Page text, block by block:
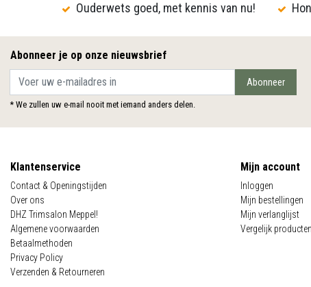
Ouderwets goed, met kennis van nu!
Abonneer je op onze nieuwsbrief
Abonneer
* We zullen uw e-mail nooit met iemand anders delen.
Klantenservice
Contact & Openingstijden
Over ons
DHZ Trimsalon Meppel!
Algemene voorwaarden
Betaalmethoden
Privacy Policy
Verzenden & Retourneren
Mijn account
Inloggen
Mijn bestellingen
Mijn verlanglijst
Vergelijk producten